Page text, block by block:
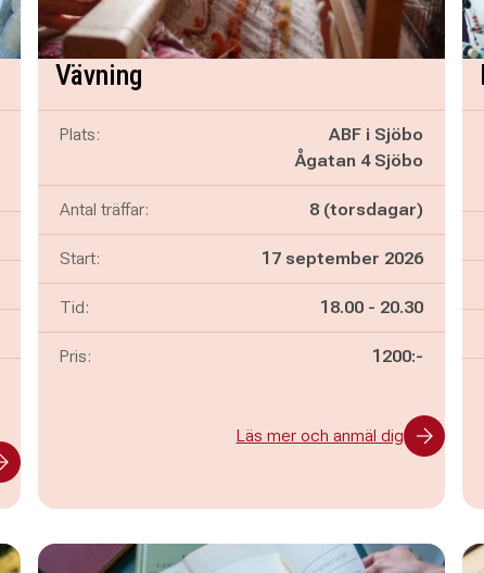
Vävning
Plats:
ABF i Sjöbo
Ågatan 4 Sjöbo
Antal träffar: 8 (torsdagar)
Start: 17 september 2026
Tid: Pågår mellan
18.00 - och
20.30
Pris: 1200:-
Läs mer och anmäl dig